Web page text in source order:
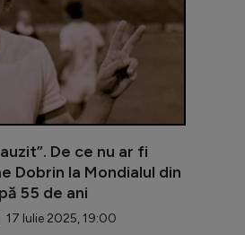
De ce nu ar fi
Dobrin la Mondialul din
55 de ani
Iulie 2025, 19:00